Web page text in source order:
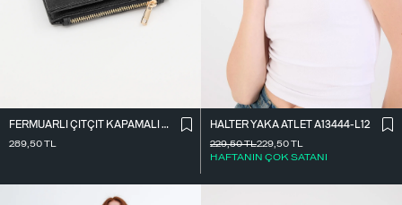
FERMUARLI ÇITÇIT KAPAMALI CÜZDAN CZDN118-F6
289,50TL
HALTER YAKA ATLET A13444-L12
229,50TL
HAFTANIN ÇOK SATANI
229,50TL